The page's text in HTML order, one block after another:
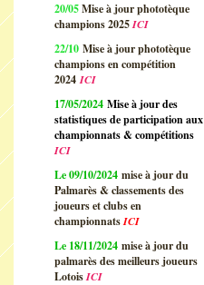
20/05Mise à jour phototèque
champions 2025ICI
22/10 Mise à jour phototèque
champions en compétition
2024ICI
17/05/2024 Mise à jour des
statistiques de participation aux
championnats & compétitions
ICI
Le 09/10/2024 mise à jour du
Palmarès & classements des
joueurs et clubs en
championnatsICI
Le 18/11/2024 mise à jour du
palmarès des meilleurs joueurs
LotoisICI